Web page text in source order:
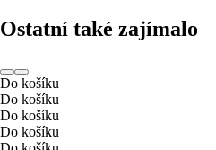
Ostatní také zajímalo
Do košíku
Do košíku
Do košíku
Do košíku